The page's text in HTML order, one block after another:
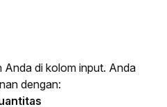
Anda di kolom input. Anda
dengan: